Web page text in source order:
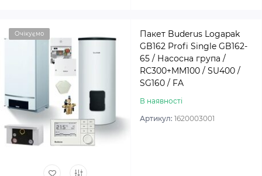
Очікуємо
Пакет Buderus Logapak
GB162 Profi Single GB162-
65 / Насосна група /
RC300+MM100 / SU400 /
SG160 / FA
В наявності
Артикул: 1620003001